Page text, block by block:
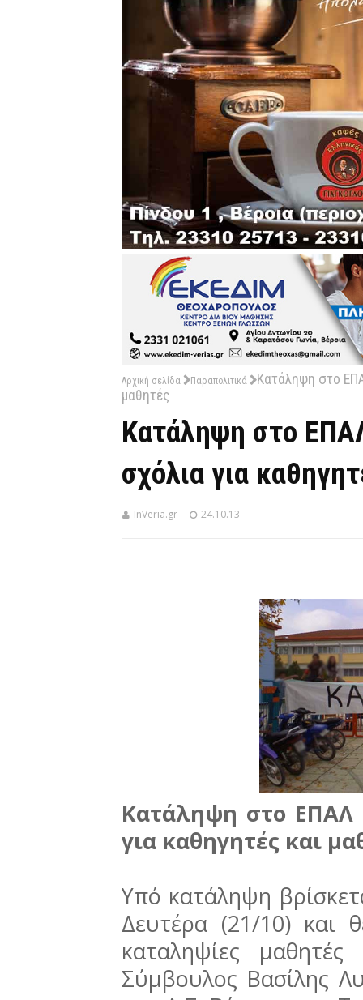
Αρχική σελίδα Παραπολιτικά
Κατάληψη στο
μαθητές
Κατάληψη στο
σχόλια για
InVeria.gr 24.10.13
Κατάληψη στο ΕΠΑΛ
για καθηγητές και
Υπό κατάληψη
Δευτέρα (21/10) και
καταληψίες
Σύμβουλος Βασίλης